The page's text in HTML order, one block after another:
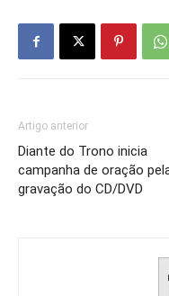
Artigo anterior
Diante do Trono inicia
campanha de oração
gravação do CD/DVD